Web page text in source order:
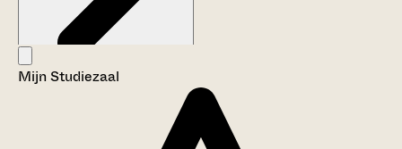
Aanwijzingen voor de gebruiker
Mijn Studiezaal